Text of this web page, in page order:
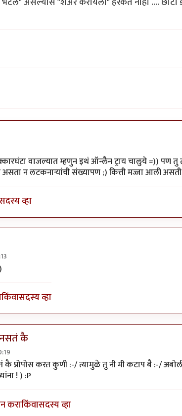
पिशी अबोली
नक्कारघंटा वाजल्यात म्हणुन इथं ऑन्लैन ट्राय चालुये =)) पण
न लटकनार्‍यांची संख्यापण ;) कित्ती मज्जा आली
व्हा
किंवासदस्य व्हा
नसतं कै
कर्नरbyकवितानागेश
प्रोपोस करत कुणी :-/ त्यामुळे तु नी मी कटाप बै :-/
! ) :P
कराकिंवासदस्य व्हा